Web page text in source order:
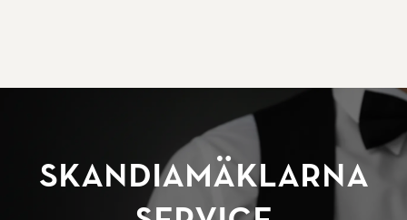
SkandiaMäklarna